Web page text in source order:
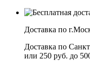
Доставка по
Доставка по
или 250 руб. до